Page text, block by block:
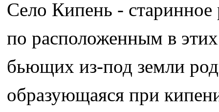
Село Кипень - старинное
по расположенным в
бьющих из-под земли
образующаяся при